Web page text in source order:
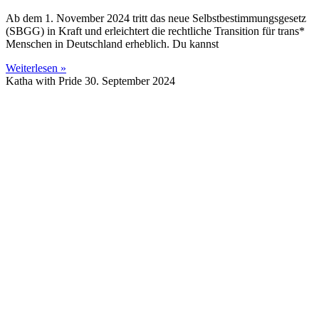
Ab dem 1. November 2024 tritt das neue Selbstbestimmungsgesetz
(SBGG) in Kraft und erleichtert die rechtliche Transition für trans*
Menschen in Deutschland erheblich. Du kannst
Weiterlesen »
Katha with Pride 30. September 2024